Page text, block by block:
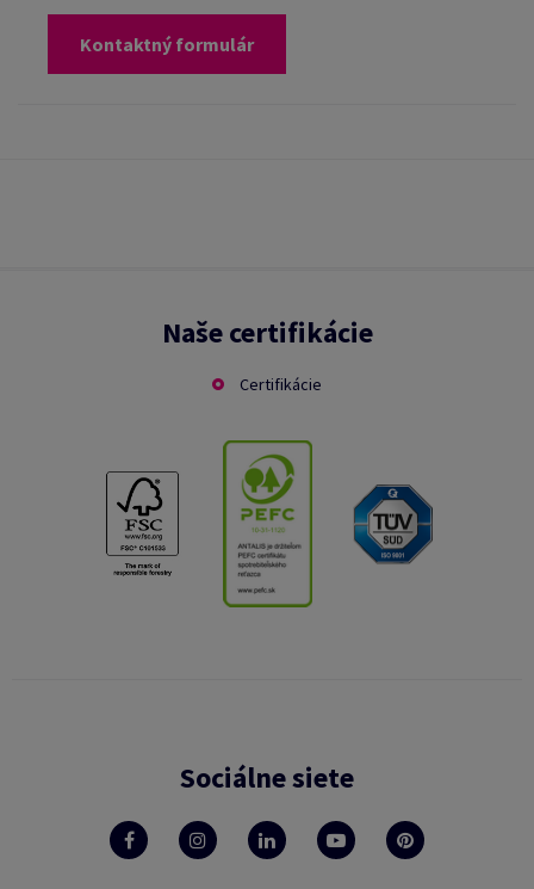
Kontaktný formulár
Naše certifikácie
Certifikácie
Sociálne siete